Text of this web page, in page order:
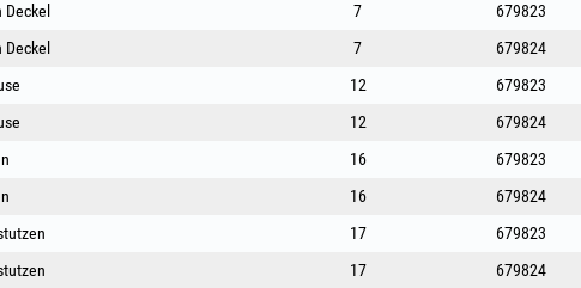
7 679823
7 679824
12 679823
12 679824
16 679823
16 679824
17 679823
17 679824